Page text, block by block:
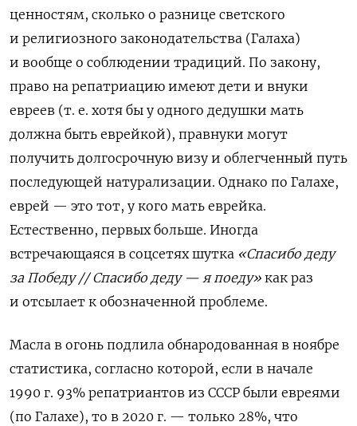
ценностям, сколько о разнице светского
и религиозного законодательства (Галаха)
и вообще о соблюдении традиций. По закону,
право на репатриацию имеют дети и внуки
евреев (т. е. хотя бы у одного дедушки мать
должна быть еврейкой), правнуки могут
получить долгосрочную визу и облегченный путь
последующей натурализации. Однако по Галахе,
еврей — это тот, у кого мать еврейка.
Естественно, первых больше. Иногда
встречающаяся в соцсетях шутка «Спасибо деду
за Победу // Спасибо деду — я поеду» как раз
и отсылает к обозначенной проблеме.
Масла в огонь подлила обнародованная в ноябре
статистика, согласно которой, если в начале
1990 г. 93% репатриантов из СССР были евреями
(по Галахе), то в 2020 г. — только 28%, что